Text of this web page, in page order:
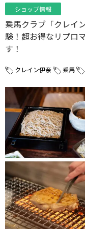
ショップ情報
乗馬クラブ「クレイ
験！超お得なリプロ
す！
クレイン伊奈 乗馬